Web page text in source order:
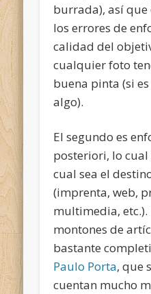
burrada), así
los errores de
calidad del
cualquier foto
buena pinta (si
algo).
El segundo es
posteriori, lo cual
cual sea el
(imprenta, web,
multimedia, etc.).
montones de
bastante
Paulo Porta, que
cuentan mucho